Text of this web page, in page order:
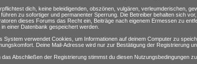
dich, keine beleidigenden, obszönen, vulgären, verleumderischen,
führen zu sofortiger und permanenter Sperrung. Die Betreiber behalten sich
dieses Forums das Recht ein, Beiträge nach eigenem Ermessen zu
in einer Datenbank gespeichert werden.
System verwendet Cookies, um Informationen auf deinem Computer zu
Deine Mail-Adresse wird nur zur Bestätigung der Registrierung
das Abschließen der Registrierung stimmst du diesen Nutzungsbedingungen zu.